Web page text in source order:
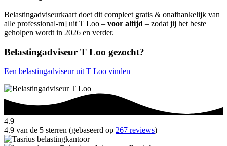
Belastingadviseurkaart doet dit compleet gratis & onafhankelijk van
alle professional-m] uit T Loo – voor altijd – zodat jij het beste
geholpen wordt in 2026 en verder.
Belastingadviseur T Loo gezocht?
Een belastingadviseur uit T Loo vinden
4.9
4.9 van de 5 sterren (gebaseerd op 267 reviews)